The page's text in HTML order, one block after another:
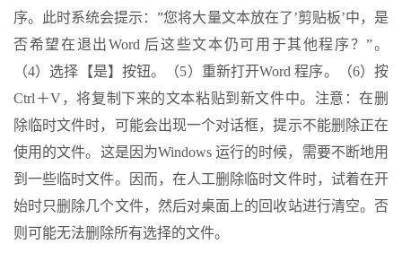
序。此时系统会提示：”您将大量文本放在了’剪贴板’中，是
否希望在退出Word 后这些文本仍可用于其他程序？”。
（4）选择【是】按钮。（5）重新打开Word 程序。（6）按
Ctrl＋V，将复制下来的文本粘贴到新文件中。注意：在删
除临时文件时，可能会出现一个对话框，提示不能删除正在
使用的文件。这是因为Windows 运行的时候，需要不断地用
到一些临时文件。因而，在人工删除临时文件时，试着在开
始时只删除几个文件，然后对桌面上的回收站进行清空。否
则可能无法删除所有选择的文件。